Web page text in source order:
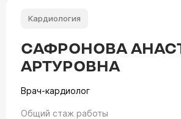
Кардиология
САФРОНОВА
АРТУРОВНА
Врач-кардиолог
Общий стаж работы